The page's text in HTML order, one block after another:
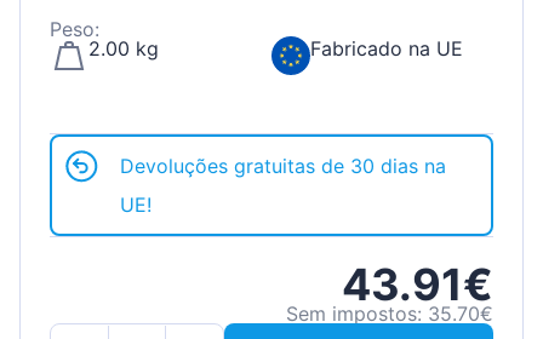
Peso:
2.00 kg
Fabricado na UE
Devoluções gratuitas de 30 dias na
UE!
43.91€
Sem impostos: 35.70€